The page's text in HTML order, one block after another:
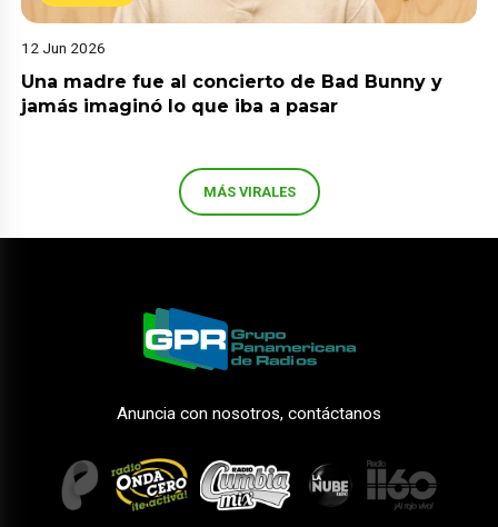
12 Jun 2026
Una madre fue al concierto de Bad Bunny y
jamás imaginó lo que iba a pasar
MÁS VIRALES
Anuncia con nosotros, contáctanos